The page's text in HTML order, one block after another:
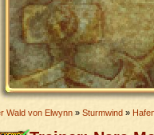
Wald von Elwynn » Sturmwind »